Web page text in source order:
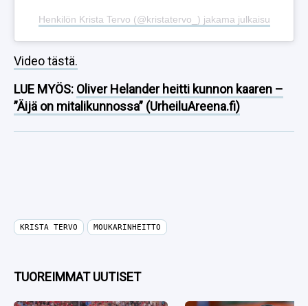
Henkilön Krista Tervo (@kristatervo_) jakama julkaisu
Video tästä.
LUE MYÖS: Oliver Helander heitti kunnon kaaren –
”Äijä on mitalikunnossa” (UrheiluAreena.fi)
KRISTA TERVO MOUKARINHEITTO
TUOREIMMAT UUTISET